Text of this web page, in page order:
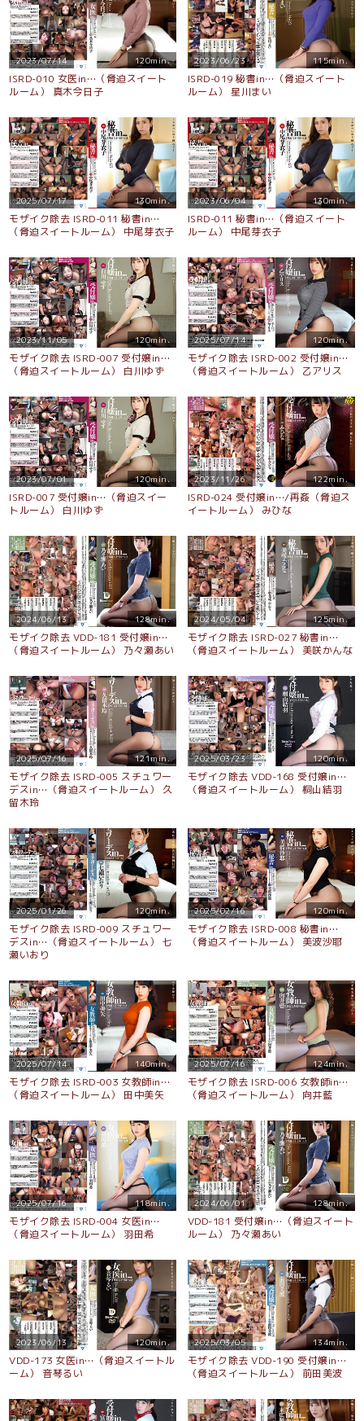
2023/07/14 120min.
ISRD-010 女医in…（脅迫スイート
ルーム） 真木今日子
2023/06/23 115min.
ISRD-019 秘書in…（脅迫スイート
ルーム） 星川まい
2025/07/17 130min.
モザイク除去 ISRD-011 秘書in…
（脅迫スイートルーム） 中尾芽衣子
2023/06/04 130min.
ISRD-011 秘書in…（脅迫スイート
ルーム） 中尾芽衣子
2023/11/05 120min.
モザイク除去 ISRD-007 受付嬢in…
（脅迫スイートルーム） 白川ゆず
2025/07/14 120min.
モザイク除去 ISRD-002 受付嬢in…
（脅迫スイートルーム） 乙アリス
2023/07/01 120min.
ISRD-007 受付嬢in…（脅迫スイー
トルーム） 白川ゆず
2023/11/26 122min.
ISRD-024 受付嬢in…/再姦（脅迫ス
イートルーム） みひな
2024/06/13 128min.
モザイク除去 VDD-181 受付嬢in…
（脅迫スイートルーム） 乃々瀬あい
2024/05/04 125min.
モザイク除去 ISRD-027 秘書in…
（脅迫スイートルーム） 美咲かんな
2025/07/16 121min.
モザイク除去 ISRD-005 スチュワー
デスin…（脅迫スイートルーム） 久
留木玲
2025/03/23 120min.
モザイク除去 VDD-168 受付嬢in…
（脅迫スイートルーム） 桐山結羽
2025/01/26 120min.
モザイク除去 ISRD-009 スチュワー
デスin…（脅迫スイートルーム） 七
瀬いおり
2025/02/16 120min.
モザイク除去 ISRD-008 秘書in…
（脅迫スイートルーム） 美波沙耶
2025/07/14 140min.
モザイク除去 ISRD-003 女教師in…
（脅迫スイートルーム） 田中美矢
2025/07/16 124min.
モザイク除去 ISRD-006 女教師in…
（脅迫スイートルーム） 向井藍
2025/07/16 118min.
モザイク除去 ISRD-004 女医in…
（脅迫スイートルーム） 羽田希
2024/06/01 128min.
VDD-181 受付嬢in…（脅迫スイート
ルーム） 乃々瀬あい
2023/06/13 120min.
VDD-173 女医in…（脅迫スイートル
ーム） 音琴るい
2025/03/05 134min.
モザイク除去 VDD-190 受付嬢in…
（脅迫スイートルーム） 前田美波